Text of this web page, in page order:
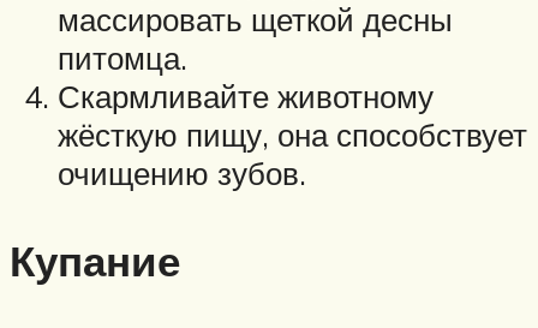
массировать щеткой десны
питомца.
Скармливайте животному
жёсткую пищу, она способствует
очищению зубов.
Купание